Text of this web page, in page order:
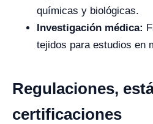
químicas y biológicas.
Investigación médica:
tejidos para estudios en
Regulaciones,
certificaciones